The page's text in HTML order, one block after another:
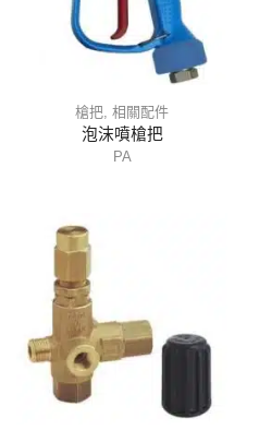
槍把, 相關配件
泡沫噴槍把
PA